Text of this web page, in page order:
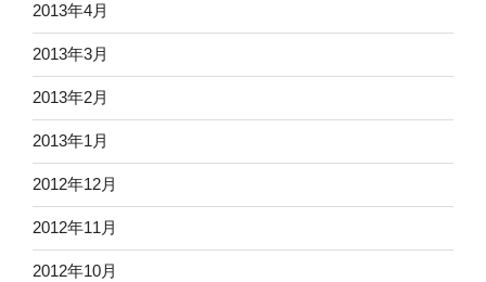
2013年4月
2013年3月
2013年2月
2013年1月
2012年12月
2012年11月
2012年10月